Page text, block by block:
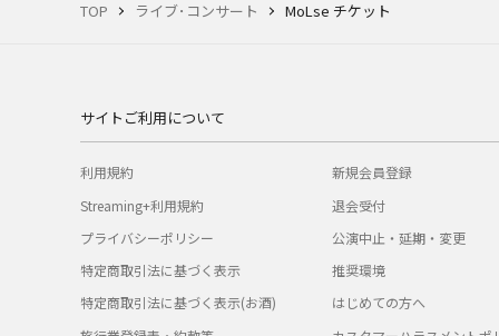
TOP ライブ･コンサート MoLse チケット
サイトご利用について
利用規約
Streaming+利用規約
プライバシーポリシー
特定商取引法に基づく表示
特定商取引法に基づく表示(お酒)
新規会員登録
退会受付
公演中止・延期・変更
推奨環境
はじめての方へ